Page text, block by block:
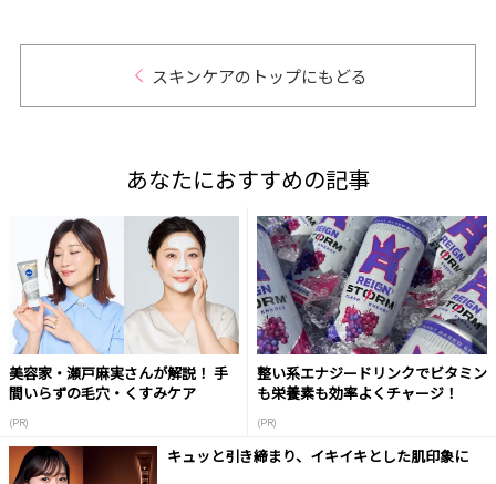
スキンケアのトップにもどる
あなたにおすすめの記事
美容家・瀬戸麻実さんが解説！ 手
間いらずの毛穴・くすみケア
(PR)
整い系エナジードリンクでビタミン
も栄養素も効率よくチャージ！
(PR)
キュッと引き締まり、イキイキとした肌印象に